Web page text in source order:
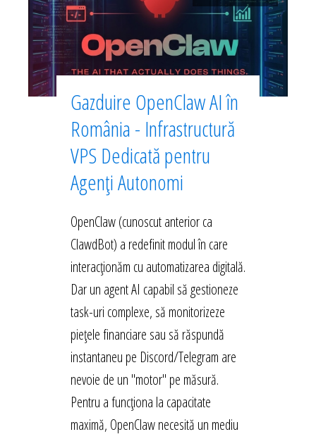
Gazduire OpenClaw AI în
România - Infrastructură
VPS Dedicată pentru
Agenți Autonomi
OpenClaw (cunoscut anterior ca
ClawdBot) a redefinit modul în care
interacționăm cu automatizarea digitală.
Dar un agent AI capabil să gestioneze
task-uri complexe, să monitorizeze
piețele financiare sau să răspundă
instantaneu pe Discord/Telegram are
nevoie de un "motor" pe măsură.
Pentru a funcționa la capacitate
maximă, OpenClaw necesită un mediu